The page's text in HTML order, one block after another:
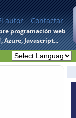
autor Contactar
programación web
Azure, Javascript...